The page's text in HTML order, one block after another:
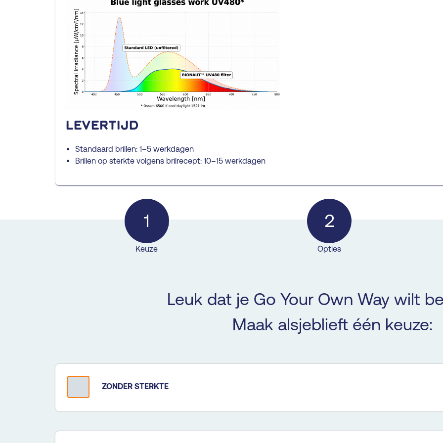
Levertijd
Standaard brillen: 1–5 werkdagen
Brillen op sterkte volgens brilrecept: 10–15 werkdagen
1
Keuze
2
Opties
Leuk dat je Go Your Own Way wilt
Maak alsjeblieft één keuze:
ZONDER STERKTE